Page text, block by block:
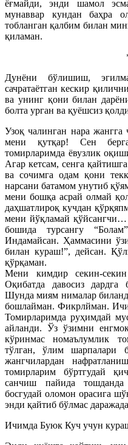
ёғмайди, энди шамол
мунаввар кундан баҳра
тобланган қалбим билан
қиламан.
Дунёни бўлишиш,
сачратаётган кескир
ва унинг қони билан
болта урган ва қуёшсиз
Узоқ чалинган нара жангга
мени қутқар! Сен
томирларимда ёвузлик
Агар кетсам, сенга
ва сочимга одам қони
нарсани батамом унутиб
мени бошқа асрай олмай
даҳшатлироқ кучдан
мени йўқламай
бошида турсангу
Индамайсан. Ҳаммасини
билан кураш!”, дейсан.
қўрқаман.
Мени кимдир секин-секин
Оқибатда давосиз дардга
Шунда миям нималар
бошлайман. Фикрлйман.
Томирларимда руҳимдай
айланди. Ўз ўзимни
кўринмас номаълумлик
тўлган, ўлим шарпалари
жангчилардан
томирларим бўртгудай
санчиш пайида
босгудай оломон орасига
энди қайтиб бўлмас
Ичимда Буюк Куч учун